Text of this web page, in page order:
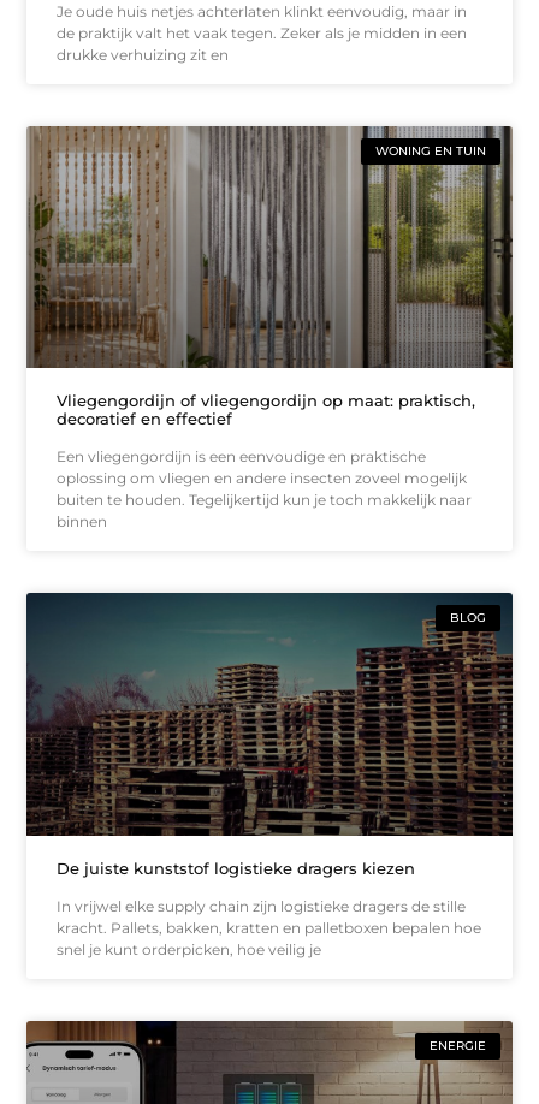
Je oude huis netjes achterlaten klinkt eenvoudig, maar in
de praktijk valt het vaak tegen. Zeker als je midden in een
drukke verhuizing zit en
WONING EN TUIN
Vliegengordijn of vliegengordijn op maat: praktisch,
decoratief en effectief
Een vliegengordijn is een eenvoudige en praktische
oplossing om vliegen en andere insecten zoveel mogelijk
buiten te houden. Tegelijkertijd kun je toch makkelijk naar
binnen
BLOG
De juiste kunststof logistieke dragers kiezen
In vrijwel elke supply chain zijn logistieke dragers de stille
kracht. Pallets, bakken, kratten en palletboxen bepalen hoe
snel je kunt orderpicken, hoe veilig je
ENERGIE